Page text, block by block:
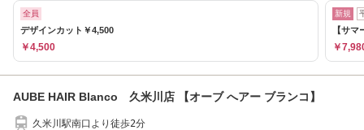
全員
デザインカット￥4,500
￥4,500
新規
【サ
￥
AUBE HAIR Blanco 久米川店 【オーブ へアー ブランコ】
久米川駅南口より徒歩2分